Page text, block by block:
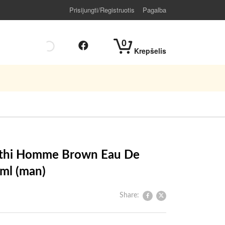
Prisijungti/Registruotis Pagalba
0
Krepšelis
Homme Brown Eau De
(man)
Share: